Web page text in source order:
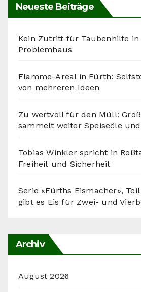
Neueste Beiträge
Kein Zutritt für Taubenhilfe
Problemhaus
Flamme-Areal in Fürth:
von mehreren Ideen
Zu wertvoll für den Müll:
sammelt weiter Speiseöle
Tobias Winkler spricht in
Freiheit und Sicherheit
Serie «Fürths Eismacher»,
gibt es Eis für Zwei- und
Archiv
August 2026